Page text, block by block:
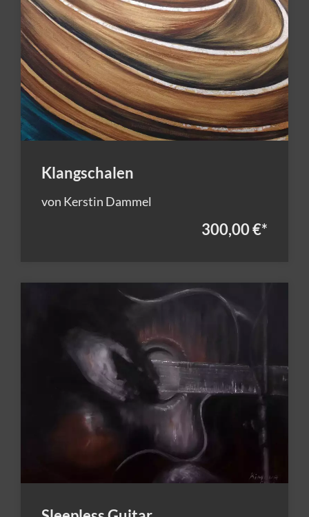
Klangschalen
von Kerstin Dammel
300,00 €*